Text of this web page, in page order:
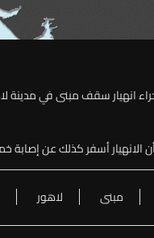
جراء انهيار سقف مبنى في
الانهيار أسفر كذلك عن
مبنى لاهور